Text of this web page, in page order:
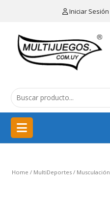
Iniciar Sesión
MENÚ
de
cocina
China
importación
Home / MultiDeportes / Musculación